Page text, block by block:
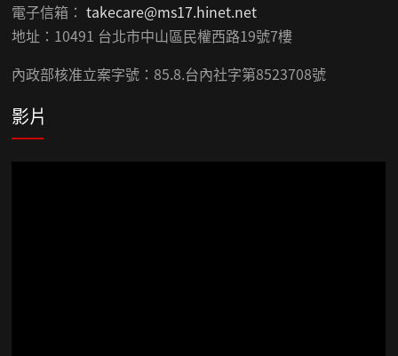
電子信箱：takecare@ms17.hinet.net
地址：10491 台北市中山區民權西路19號7樓
內政部核准立案字號：85.8.台內社字第8523708號
影片